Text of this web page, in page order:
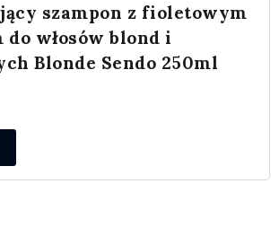
szampon z fioletowym
włosów blond i
Blonde Sendo 250ml